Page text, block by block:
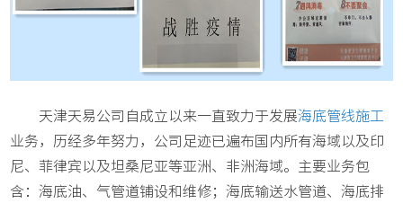
天津天易公司自成立以来一直致力于发展海底管线施工
业务，历经多年努力，公司足迹已遍布国内所有海域以及印
尼、菲律宾以及坦桑尼亚等亚洲、非洲海域。主要业务包
含：海底油、气管道铺设和维修；海底输送水管道、海底排